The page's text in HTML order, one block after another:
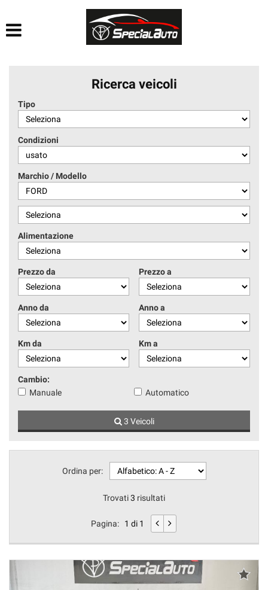
FINANZIAMENTI
PRATICHE AUTO
CONTATTI
Ricerca veicoli
Tipo
Condizioni
Marchio / Modello
Alimentazione
Prezzo da Prezzo a
Anno da Anno a
Km da Km a
Cambio:
Manuale
Automatico
3 Veicoli
Ordina per:
Trovati3 risultati
Pagina: 1 di 1